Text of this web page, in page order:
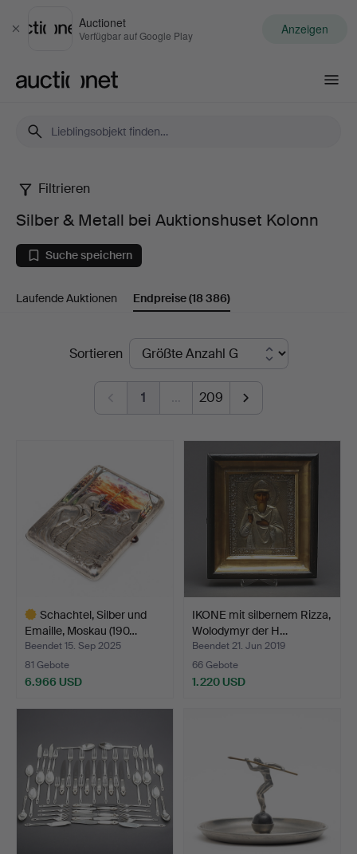
Schließen
Auctionet
Verfügbar auf Google Play Anzeigen
Silber
Metall
bei
Auktionshuset
Filtrieren
Silber & Metall bei Auktionshuset Kolonn
Suche speichern
Laufende Auktionen Endpreise(18 386)
EndpreiseSortieren
1 … 209
Schachtel, Silber und
Emaille, Moskau (190…
Beendet 15. Sep 2025
81 Gebote
6.966 USD
IKONE mit silbernem Rizza,
Wolodymyr der H…
Beendet 21. Jun 2019
66 Gebote
1.220 USD